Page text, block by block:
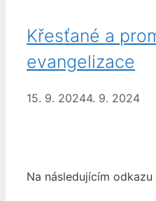
Křesťané a
evangelizace
15. 9. 20244. 9. 2024
Na následujícím